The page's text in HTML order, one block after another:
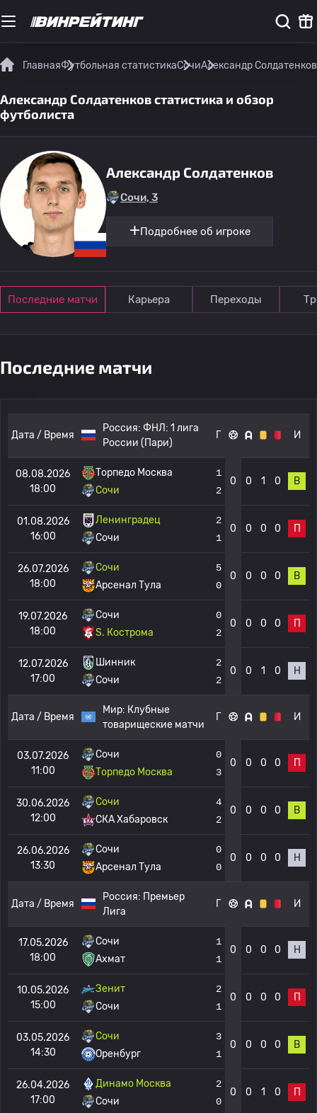
ГлавнаяФутбольная статистикаСочиАлександр
Александр Солдатенков статистика и обзор
футболиста
Александр Солдатенков
Сочи, 3
Подробнее об игроке
Последние матчи Карьера Переходы
Последние матчи
Дата / Время
Россия: ФНЛ: 1 лига
России (Пари)
Г И
08.08.2026
18:00
Торпедо Москва
Сочи
1
2
0 0 1 0 В
01.08.2026
16:00
Ленинградец
Сочи
2
1
0 0 0 0 П
26.07.2026
18:00
Сочи
Арсенал Тула
5
0
0 0 0 0 В
19.07.2026
18:00
Сочи
S. Кострома
0
2
0 0 0 0 П
12.07.2026
17:00
Шинник
Сочи
2
2
0 0 1 0 Н
Дата / Время
Мир: Клубные
товарищеские матчи
Г И
03.07.2026
11:00
Сочи
Торпедо Москва
0
3
0 0 0 0 П
30.06.2026
12:00
Сочи
СКА Хабаровск
4
2
0 0 0 0 В
26.06.2026
13:30
Сочи
Арсенал Тула
0
0
0 0 0 0 Н
Дата / Время
Россия: Премьер
Лига
Г И
17.05.2026
18:00
Сочи
Ахмат
1
1
0 0 0 0 Н
10.05.2026
15:00
Зенит
Сочи
2
1
0 0 0 0 П
03.05.2026
14:30
Сочи
Оренбург
3
1
0 0 0 0 В
26.04.2026
17:00
Динамо Москва
Сочи
2
0
0 0 1 0 П